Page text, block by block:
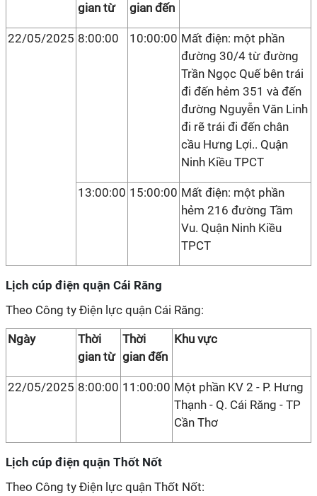
gian từ
gian đến
22/05/2025 8:00:00 10:00:00 Mất điện: một phần
đường 30/4 từ đường
Trần Ngọc Quế bên trái
đi đến hẻm 351 và đến
đường Nguyễn Văn Linh
đi rẽ trái đi đến chân
cầu Hưng Lợi.. Quận
Ninh Kiều TPCT
13:00:00 15:00:00 Mất điện: một phần
hẻm 216 đường Tầm
Vu. Quận Ninh Kiều
TPCT
Lịch cúp điện quận Cái Răng
Theo Công ty Điện lực quận Cái Răng:
Ngày
Thời
gian từ
Thời
gian đến
Khu vực
22/05/2025 8:00:00 11:00:00 Một phần KV 2 - P. Hưng
Thạnh - Q. Cái Răng - TP
Cần Thơ
Lịch cúp điện quận Thốt Nốt
Theo Công ty Điện lực quận Thốt Nốt: